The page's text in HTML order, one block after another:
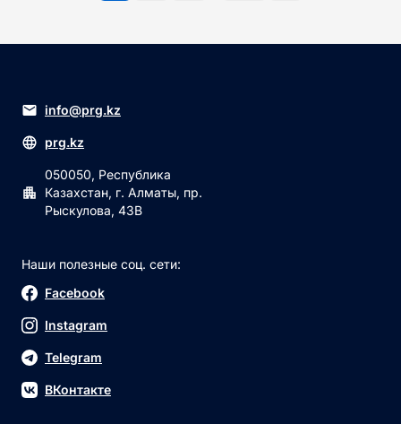
info@prg.kz
prg.kz
050050, Республика
Казахстан, г. Алматы, пр.
Рыскулова, 43В
Наши полезные соц. сети:
Facebook
Instagram
Telegram
ВКонтакте